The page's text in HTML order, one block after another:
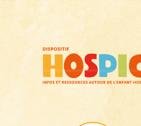
principal